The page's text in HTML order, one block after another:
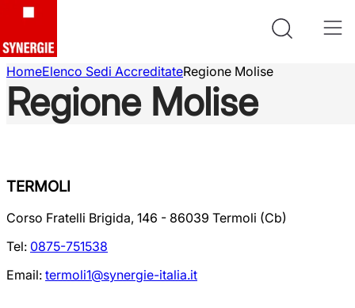
HomeElenco Sedi AccreditateRegione Molise
Regione Molise
TERMOLI
Corso Fratelli Brigida, 146 - 86039 Termoli (Cb)
Tel: 0875-751538
Email: termoli1@synergie-italia.it